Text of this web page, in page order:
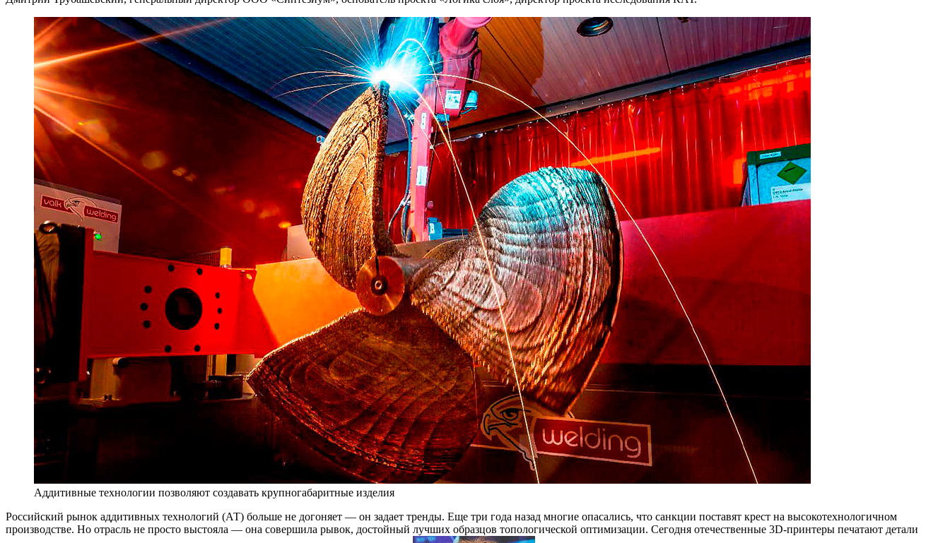
Аддитивные технологии позволяют создавать крупногабаритные изделия
Российский рынок аддитивных технологий (АТ) больше не догоняет — он задает тренды. Еще три года назад многие опасались, что санкции поставят крест на высокотехнологичном
производстве. Но отрасль не просто выстояла — она совершила рывок, достойный лучших образцов топологической оптимизации. Сегодня отечественные 3D-принтеры печатают детали